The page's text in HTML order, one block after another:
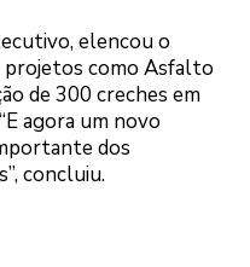
elencou o
projetos como Asfalto
de 300 creches em
agora um novo
dos
concluiu.